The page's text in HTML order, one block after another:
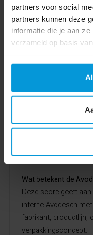
partners voor social
partners kunnen deze
informatie die je aan
verzameld op basis
Waarom is dit
linnen?
Het product
en een veilige
praktisch bij grotere
Het product is
koffie, thee, wijn en
professioneel
Wat betekent de
Deze score geeft
interne Avodesch-
fabrikant, productlijn,
verpakkingsconcept.